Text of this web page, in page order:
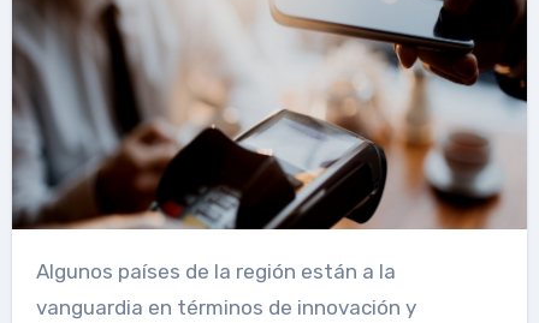
Algunos países de la región están a la
vanguardia en términos de innovación y